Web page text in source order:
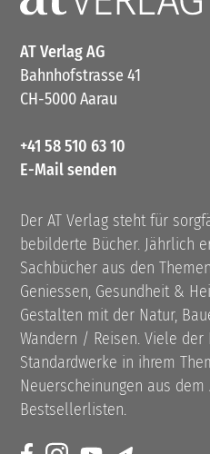
AT Verlag AG
Bahnhofstrasse 41
CH-5000 Aarau
+41 58 510 63 10
E-Mail senden
Der AT Verlag steht für
bebilderte Bücher. Jährlich
Sachbücher aus den
Geniessen, Gesundheit &
Gestalten mit der Natur,
Wandern / Reisen. Viele
Standardwerke in ihrem
Neuerscheinungen aus dem
Bestsellerlisten.